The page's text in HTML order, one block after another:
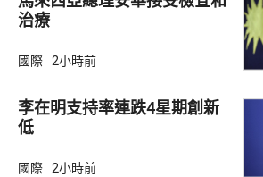
治療
國際 2小時前
李在明支持率連跌4星期創新
低
國際 2小時前